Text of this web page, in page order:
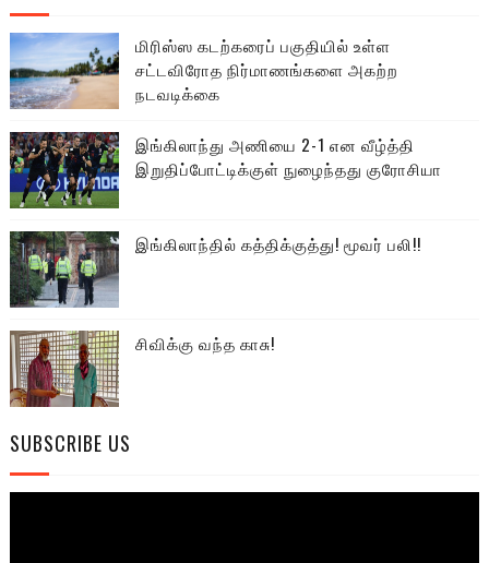
மிரிஸ்ஸ கடற்கரைப் பகுதியில் உள்ள
சட்டவிரோத நிர்மாணங்களை அகற்ற
நடவடிக்கை
இங்கிலாந்து அணியை 2-1 என வீழ்த்தி
இறுதிப்போட்டிக்குள் நுழைந்தது குரோசியா
இங்கிலாந்தில் கத்திக்குத்து! மூவர் பலி!!
சிவிக்கு வந்த காசு!
SUBSCRIBE US